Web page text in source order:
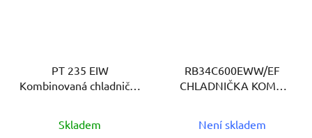
PT 235 EIW
Kombinovaná chladnička
Skladem
RB34C600EWW/EF
CHLADNIČKA KOMBI
Není skladem